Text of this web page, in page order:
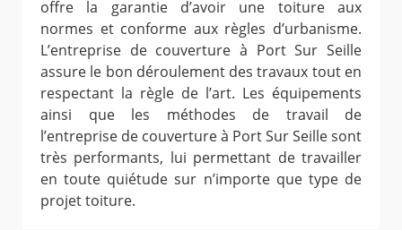
offre la garantie d’avoir une toiture aux
normes et conforme aux règles d’urbanisme.
L’entreprise de couverture à Port Sur Seille
assure le bon déroulement des travaux tout en
respectant la règle de l’art. Les équipements
ainsi que les méthodes de travail de
l’entreprise de couverture à Port Sur Seille sont
très performants, lui permettant de travailler
en toute quiétude sur n’importe que type de
projet toiture.